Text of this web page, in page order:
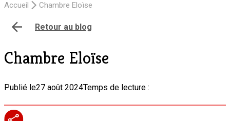
Accueil Chambre Eloïse
Retour au blog
Chambre Eloïse
Publié le27 août 2024Temps de lecture :